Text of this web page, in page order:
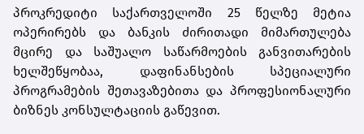
პროკრედიტი საქართველოში 25 წელზე მეტია
ოპერირებს და ბანკის ძირითადი მიმართულება
მცირე და საშუალო საწარმოების განვითარების
ხელშეწყობაა, დაფინანსების სპეციალური
პროგრამების შეთავაზებითა და პროფესიონალური
ბიზნეს კონსულტაციის გაწევით.